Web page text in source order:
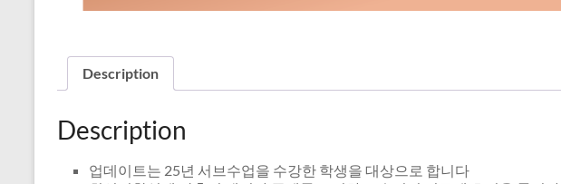
Description
Description
업데이트는 25년 서브수업을 수강한 학생을 대상으로 합니다